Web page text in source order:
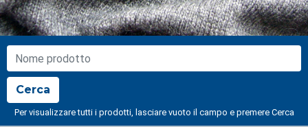
Cerca
Per visualizzare tutti i prodotti, lasciare vuoto il campo e premere Cerca